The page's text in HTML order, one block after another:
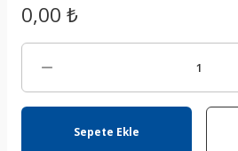
0,00 ₺
Sepete Ekle